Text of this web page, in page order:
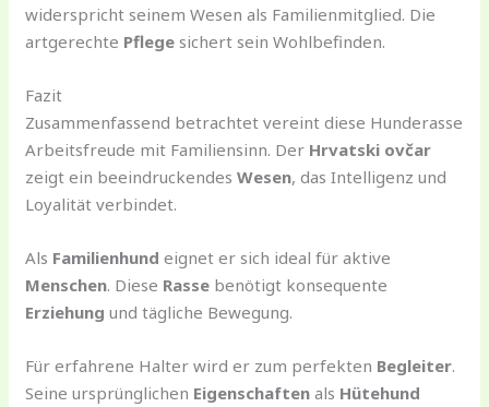
widerspricht seinem Wesen als Familienmitglied. Die
artgerechte Pflege sichert sein Wohlbefinden.
Fazit
Zusammenfassend betrachtet vereint diese Hunderasse
Arbeitsfreude mit Familiensinn. Der Hrvatski ovčar
zeigt ein beeindruckendesWesen, das Intelligenz und
Loyalität verbindet.
Als Familienhund eignet er sich ideal für aktive
Menschen. Diese Rasse benötigt konsequente
Erziehung und tägliche Bewegung.
Für erfahrene Halter wird er zum perfekten Begleiter.
Seine ursprünglichen Eigenschaften als Hütehund